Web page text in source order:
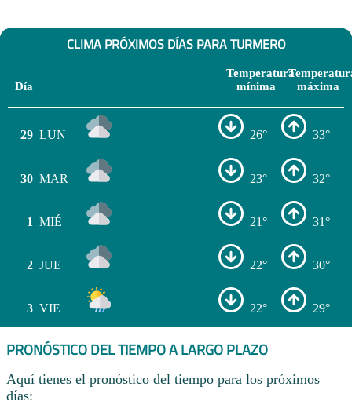
CLIMA PRÓXIMOS DÍAS PARA TURMERO
Día
Temperatura
mínima
máxima
29 LUN 26° 33°
30 MAR 23° 32°
1 MIÉ 21° 31°
2 JUE 22° 30°
3 VIE 22° 29°
PRONÓSTICO DEL TIEMPO A LARGO PLAZO
Aquí tienes el pronóstico del tiempo para los próximos
días: